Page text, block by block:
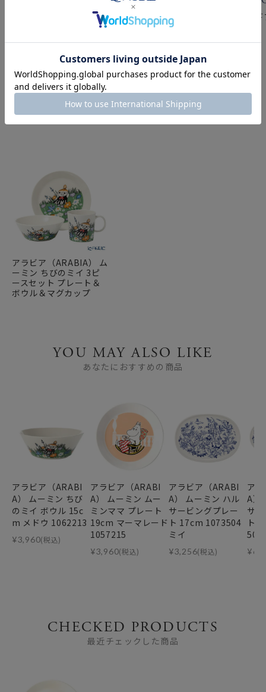
アラビア「ムーミン コ
レクション」｜北欧生ま
母の日ギフト｜ブランド
食器で贈る“とってお
アラビア
COMPONENT PRODUCTS
アラビア（ARABIA） ム
ーミン ちびのミイ 3ピ
ースセット プレート＆
ボウル＆マグカップ
YOU MAY ALSO LIKE
あなたにおすすめの商品
アラビア（ARABI
A） ムーミン ちび
のミイ ボウル 15c
m メドウ 1062213
¥3,960(税込)
アラビア（ARABI
A） ムーミン ムー
ミンママ プレート
19cm マーマレード
1057215
¥3,960(税込)
アラビア（ARABI
A） ムーミン ハル
サービングプレー
ト 17cm 1073504
ミイ
¥3,256(税込)
ア
A）
サ
ト
504
¥
CHECKED PRODUCTS
最近チェックした商品